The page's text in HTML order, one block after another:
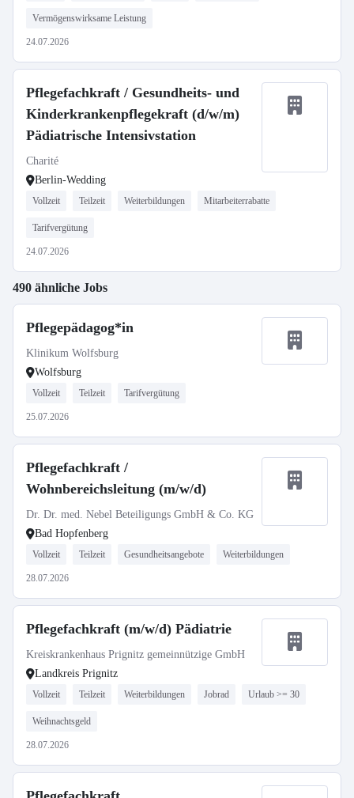
Vermögenswirksame Leistung
24.07.2026
Pflegefachkraft / Gesundheits- und
Kinderkrankenpflegekraft (d/w/m)
Pädiatrische Intensivstation
Charité
Berlin-Wedding
Vollzeit Teilzeit Weiterbildungen Mitarbeiterrabatte
Tarifvergütung
24.07.2026
490 ähnliche Jobs
Pflegepädagog*in
Klinikum Wolfsburg
Wolfsburg
Vollzeit Teilzeit Tarifvergütung
25.07.2026
Pflegefachkraft /
Wohnbereichsleitung (m/w/d)
Dr. Dr. med. Nebel Beteiligungs GmbH & Co. KG
Bad Hopfenberg
Vollzeit Teilzeit Gesundheitsangebote Weiterbildungen
28.07.2026
Pflegefachkraft (m/w/d) Pädiatrie
Kreiskrankenhaus Prignitz gemeinnützige GmbH
Landkreis Prignitz
Vollzeit Teilzeit Weiterbildungen Jobrad Urlaub >= 30
Weihnachtsgeld
28.07.2026